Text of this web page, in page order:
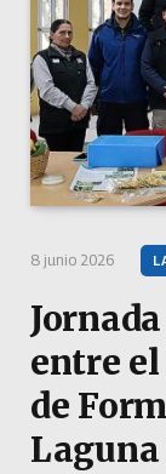
8 junio 2026
entre
de